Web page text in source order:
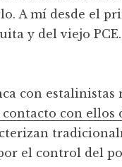
A mí desde el
y del viejo
con estalinistas
contacto con ellos
el control del